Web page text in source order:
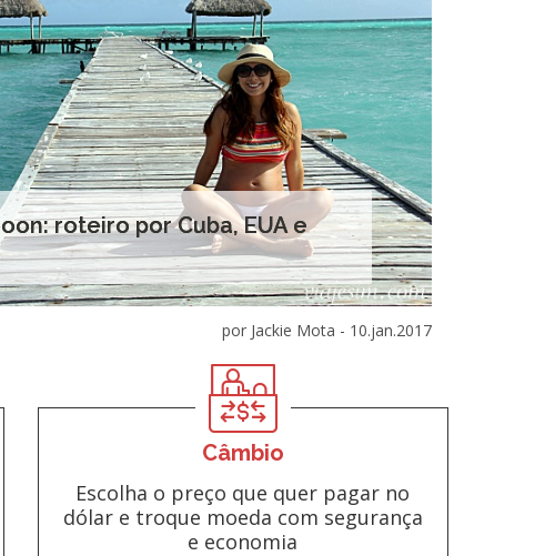
roteiro por Cuba, EUA e
por Jackie Mota - 10.jan.2017
Câmbio
Escolha o preço que quer pagar no
dólar e troque moeda com segurança
e economia